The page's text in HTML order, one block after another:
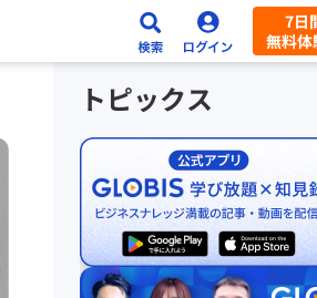
7日
無料体
トピックス